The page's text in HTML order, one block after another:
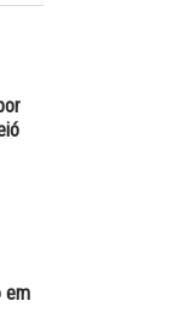
em